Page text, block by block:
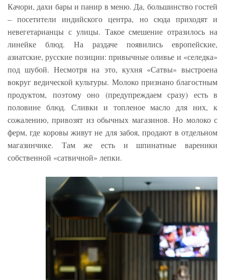
Качори, дахи бары и панир в меню. Да, большинство гостей
– посетители индийского центра, но сюда приходят и
невегетарианцы с улицы. Такое смешение отразилось на
линейке блюд. На раздаче появились европейские,
азиатские, русские позиции: привычные оливье и «селедка»
под шубой. Несмотря на это, кухня «Сатвы» выстроена
вокруг ведической культуры. Молоко признано благостным
продуктом, поэтому оно (предупреждаем сразу) есть в
половине блюд. Сливки и топленое масло для них, к
сожалению, привозят из обычных магазинов. Но молоко с
ферм, где коровы живут не для забоя, продают в отдельном
магазинчике. Там же есть и шпинатные вареники
собственной «сатвичной» лепки.